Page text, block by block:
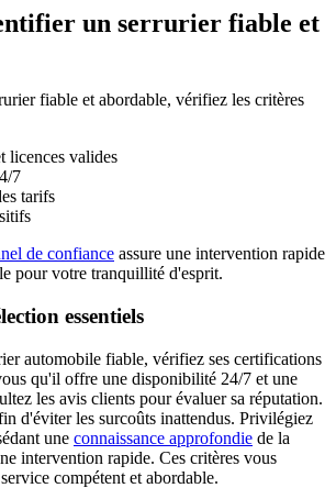
un serrurier fiable et
fiable et abordable, vérifiez les critères
licences valides
7
tarifs
de confiance assure une intervention rapide
pour votre tranquillité d'esprit.
essentiels
automobile fiable, vérifiez ses certifications
qu'il offre une disponibilité 24/7 et une
les avis clients pour évaluer sa réputation.
d'éviter les surcoûts inattendus. Privilégiez
une connaissance approfondie de la
intervention rapide. Ces critères vous
compétent et abordable.